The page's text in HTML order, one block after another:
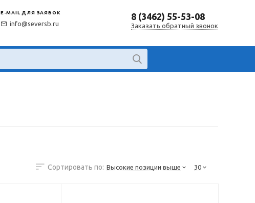
E-MAIL ДЛЯ ЗАЯВОК
info@seversb.ru
8 (3462) 55-53-08
Заказать обратный звонок
Сортировать по: Высокие позиции выше 30